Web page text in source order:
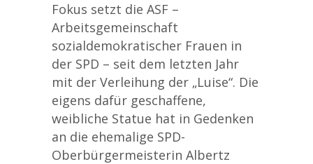
Fokus setzt die ASF –
Arbeitsgemeinschaft
sozialdemokratischer Frauen in
der SPD – seit dem letzten Jahr
mit der Verleihung der „Luise“. Die
eigens dafür geschaffene,
weibliche Statue hat in Gedenken
an die ehemalige SPD-
Oberbürgermeisterin Albertz